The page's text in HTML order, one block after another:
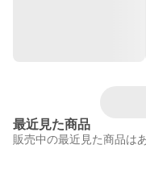
最近見た商品
販売中の最近見た商品は